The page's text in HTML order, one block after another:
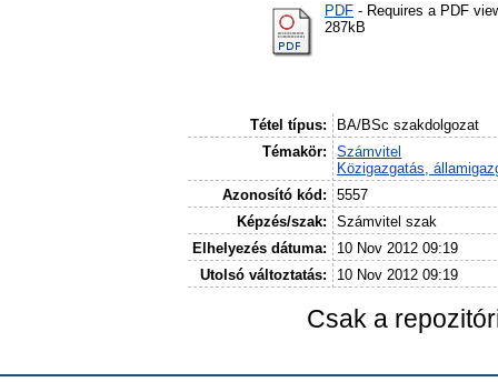
PDF - Requires a PDF
287kB
Tétel típus:
BA/BSc szakdolgozat
Témakör:
Számvitel
Közigazgatás,
Azonosító kód:
5557
Képzés/szak:
Számvitel szak
Elhelyezés dátuma:
10 Nov 2012 09:19
Utolsó változtatás:
10 Nov 2012 09:19
Csak a